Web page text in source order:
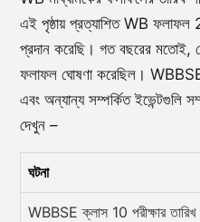
এই পৃষ্ঠায় প্রত্যাশিত WB ফলাফল
প্রদান করেছি। গত বছরের মতোই,
ফলাফল ঘোষণা করেছিল। WBBSE
এবং অন্যান্য সম্পর্কিত ইভেন্টগুলি
দেখুন –
ঘটনা
WBBSE ক্লাস 10 পরীক্ষার তারিখ